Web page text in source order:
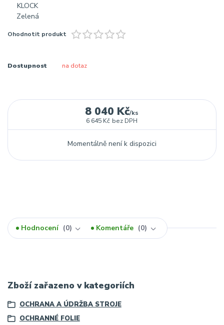
Ohodnotit produkt
Dostupnost na dotaz
8 040 Kč/ks
6 645 Kč bez DPH
Momentálně není k dispozici
Hodnocení 0 Komentáře 0
Zboží zařazeno v kategoriích
OCHRANA A ÚDRŽBA STROJE
OCHRANNÉ FOLIE